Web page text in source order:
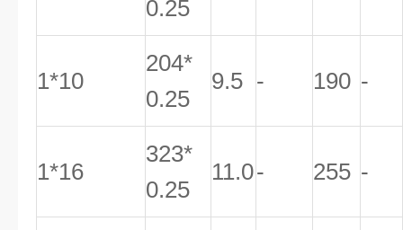
0.25
1*10
204*
0.25
9.5 - 190 -
1*16
323*
0.25
11.0- 255 -